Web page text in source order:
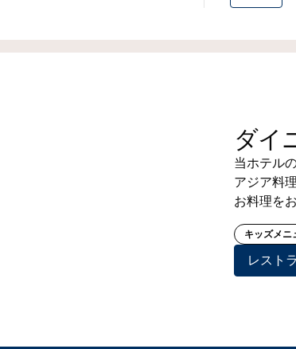
ダイ
当ホテル
アジア料
お料理を
キッズメニ
レスト